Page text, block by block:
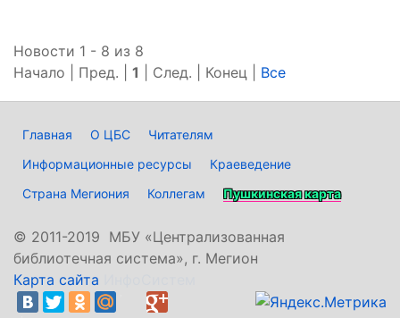
Новости 1 - 8 из 8
Начало | Пред. | 1 | След. | Конец Все
Главная О ЦБС
Читателям
Информационные ресурсы
Краеведение
Страна Мегиония
Коллегам Пушкинская карта
© 2011-2019 МБУ «Централизованная
библиотечная система», г. Мегион
Карта сайта